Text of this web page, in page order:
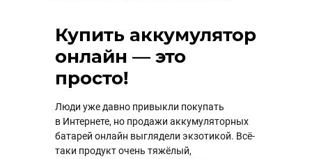
Купить аккумулятор
онлайн — это
просто!
Люди уже давно привыкли покупать
в Интернете, но продажи аккумуляторных
батарей онлайн выглядели экзотикой. Всё-
таки продукт очень тяжёлый,